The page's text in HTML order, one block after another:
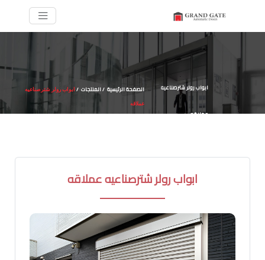
ابواب رولر شترصناعيه
عملاقه
الصفحة الرئيسية /المنتجات / ابواب رولر شترصناعيه
عملاقه
ابواب رولر شترصناعيه عملاقه